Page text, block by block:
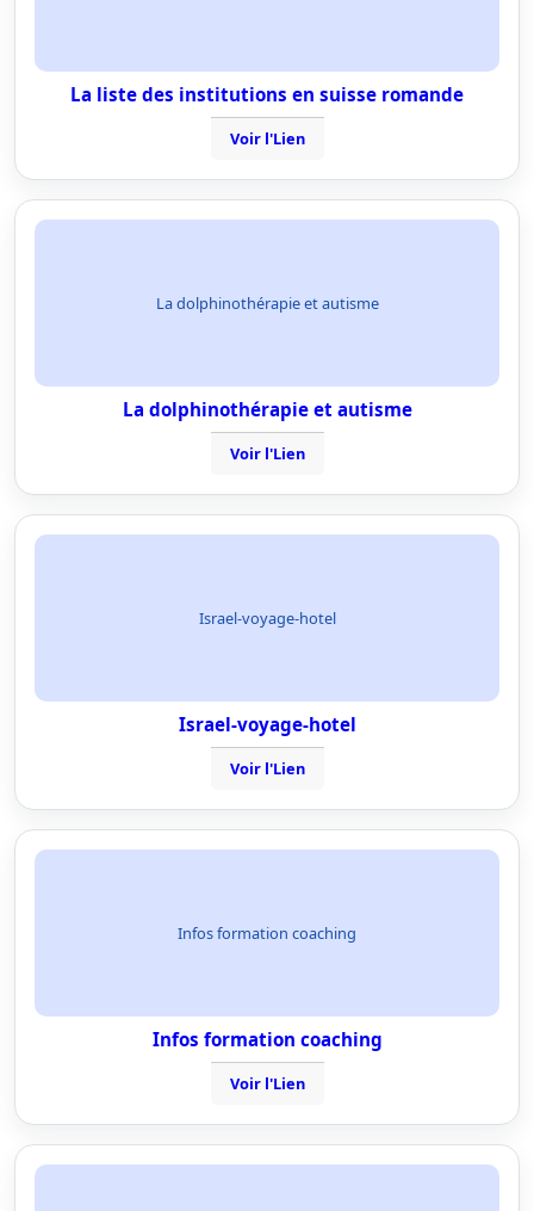
La liste des institutions en suisse romande
Voir l'Lien
La dolphinothérapie et autisme
La dolphinothérapie et autisme
Voir l'Lien
Israel-voyage-hotel
Israel-voyage-hotel
Voir l'Lien
Infos formation coaching
Infos formation coaching
Voir l'Lien